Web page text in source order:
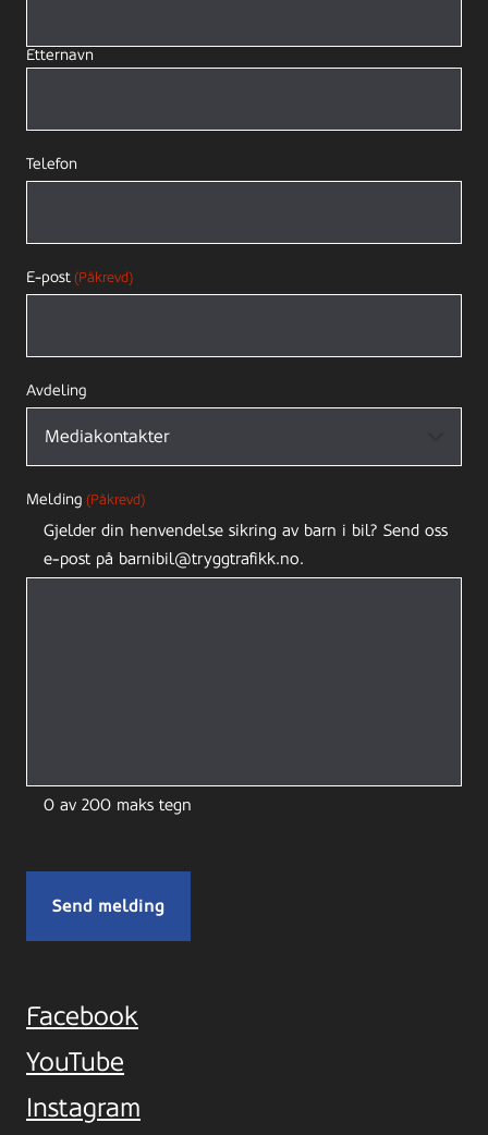
Etternavn
Telefon
E-post (Påkrevd)
Avdeling
Melding (Påkrevd)
Gjelder din henvendelse sikring av barn i bil? Send oss
e-post på barnibil@tryggtrafikk.no.
0 av 200 maks tegn
Facebook
YouTube
Instagram